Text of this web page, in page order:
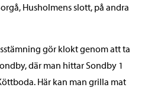
Husholmens slott, på andra
gör klokt genom att ta
där man hittar Sondby 1
Här kan man grilla mat